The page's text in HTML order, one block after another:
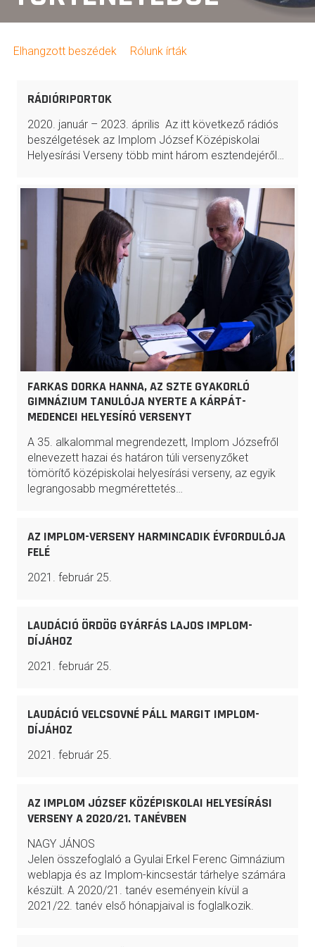
Elhangzott beszédek Rólunk írták
RÁDIÓRIPORTOK
2020. január – 2023. április Az itt következő rádiós
beszélgetések az Implom József Középiskolai
Helyesírási Verseny több mint három esztendejéről…
FARKAS DORKA HANNA, AZ SZTE GYAKORLÓ
GIMNÁZIUM TANULÓJA NYERTE A KÁRPÁT-
MEDENCEI HELYESÍRÓ VERSENYT
A 35. alkalommal megrendezett, Implom Józsefről
elnevezett hazai és határon túli versenyzőket
tömörítő középiskolai helyesírási verseny, az egyik
legrangosabb megmérettetés…
AZ IMPLOM-VERSENY HARMINCADIK ÉVFORDULÓJA
FELÉ
2021. február 25.
LAUDÁCIÓ ÖRDÖG GYÁRFÁS LAJOS IMPLOM-
DÍJÁHOZ
2021. február 25.
LAUDÁCIÓ VELCSOVNÉ PÁLL MARGIT IMPLOM-
DÍJÁHOZ
2021. február 25.
AZ IMPLOM JÓZSEF KÖZÉPISKOLAI HELYESÍRÁSI
VERSENY A 2020/21. TANÉVBEN
NAGY JÁNOS
Jelen összefoglaló a Gyulai Erkel Ferenc Gimnázium
weblapja és az Implom-kincsestár tárhelye számára
készült. A 2020/21. tanév eseményein kívül a
2021/22. tanév első hónapjaival is foglalkozik.